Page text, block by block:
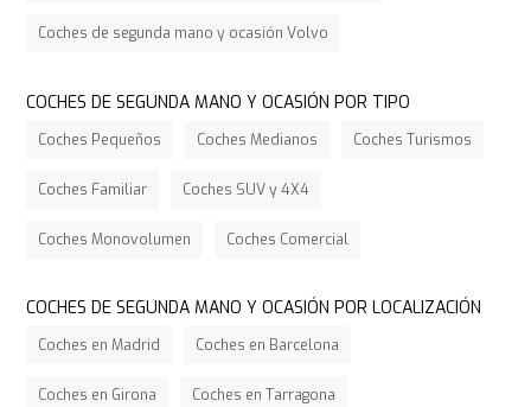
Coches de segunda mano y ocasión Volvo
COCHES DE SEGUNDA MANO Y OCASIÓN POR TIPO
Coches Pequeños Coches Medianos Coches Turismos
Coches Familiar Coches SUV y 4X4
Coches Monovolumen Coches Comercial
COCHES DE SEGUNDA MANO Y OCASIÓN POR LOCALIZACIÓN
Coches en Madrid Coches en Barcelona
Coches en Girona Coches en Tarragona